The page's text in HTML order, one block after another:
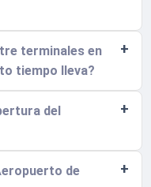
terminales en
tiempo lleva?
del
de